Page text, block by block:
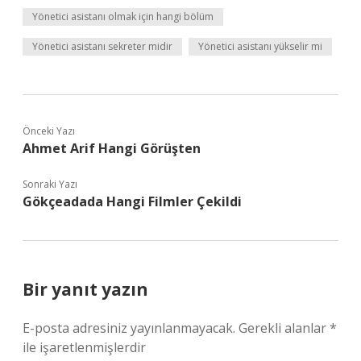
Yönetici asistanı olmak için hangi bölüm
Yönetici asistanı sekreter midir Yönetici asistanı yükselir mi
Önceki Yazı
Ahmet Arif Hangi Görüşten
Sonraki Yazı
Gökçeadada Hangi Filmler Çekildi
Bir yanıt yazın
E-posta adresiniz yayınlanmayacak. Gerekli alanlar*
ile işaretlenmişlerdir